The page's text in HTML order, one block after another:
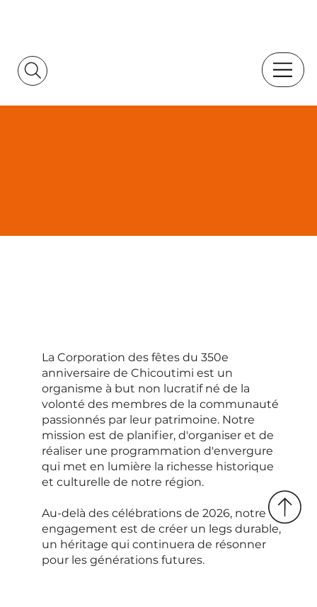
La Corporation des fêtes du 350e
anniversaire de Chicoutimi est un
organisme à but non lucratif né de la
volonté des membres de la communauté
passionnés par leur patrimoine. Notre
mission est de planifier, d'organiser et de
réaliser une programmation d'envergure
qui met en lumière la richesse historique
et culturelle de notre région.
Au-delà des célébrations de 2026, notre
engagement est de créer un legs durable,
un héritage qui continuera de résonner
pour les générations futures.